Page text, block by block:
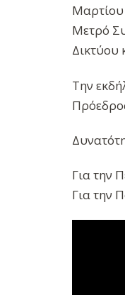
Μαρτίου
Μετρό
Δικτύου
Την
Για την
Για την